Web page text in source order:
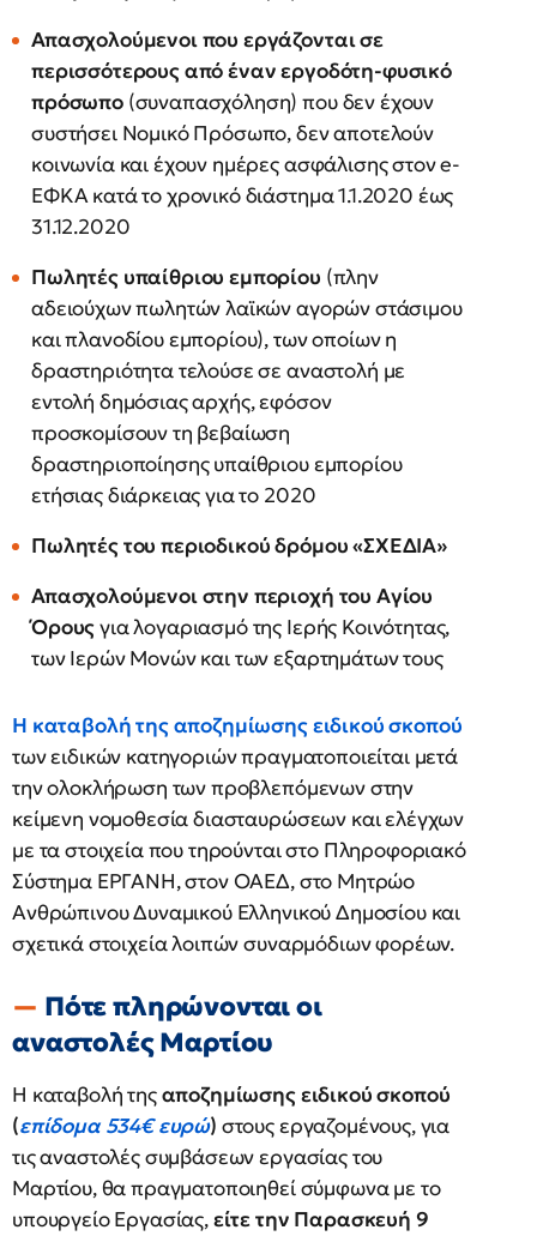
Απασχολούμενοι που εργάζονται σε
περισσότερους από έναν εργοδότη-φυσικό
πρόσωπο(συναπασχόληση) που δεν έχουν
συστήσει Νομικό Πρόσωπο, δεν αποτελούν
κοινωνία και έχουν ημέρες ασφάλισης στον e-
ΕΦΚΑ κατά το χρονικό διάστημα 1.1.2020 έως
31.12.2020
Πωλητές υπαίθριου εμπορίου (πλην
αδειούχων πωλητών λαϊκών αγορών στάσιμου
και πλανοδίου εμπορίου), των οποίων η
δραστηριότητα τελούσε σε αναστολή με
εντολή δημόσιας αρχής, εφόσον
προσκομίσουν τη βεβαίωση
δραστηριοποίησης υπαίθριου εμπορίου
ετήσιας διάρκειας για το 2020
Πωλητές του περιοδικού δρόμου «ΣΧΕΔΙΑ»
Απασχολούμενοι στην περιοχή του Αγίου
Όρουςγια λογαριασμό της Ιερής Κοινότητας,
των Ιερών Μονών και των εξαρτημάτων τους
Η καταβολή της αποζημίωσης ειδικού σκοπού
των ειδικών κατηγοριών πραγματοποιείται μετά
την ολοκλήρωση των προβλεπόμενων στην
κείμενη νομοθεσία διασταυρώσεων και ελέγχων
με τα στοιχεία που τηρούνται στο Πληροφοριακό
Σύστημα ΕΡΓΑΝΗ, στον ΟΑΕΔ, στο Μητρώο
Ανθρώπινου Δυναμικού Ελληνικού Δημοσίου και
σχετικά στοιχεία λοιπών συναρμόδιων φορέων.
Πότε πληρώνονται οι
αναστολές Μαρτίου
Η καταβολή τηςαποζημίωσης ειδικού σκοπού
(επίδομα 534€ ευρώ) στους εργαζομένους, για
τις αναστολές συμβάσεων εργασίας του
Μαρτίου, θα πραγματοποιηθεί σύμφωνα με το
υπουργείο Εργασίας,είτε την Παρασκευή 9